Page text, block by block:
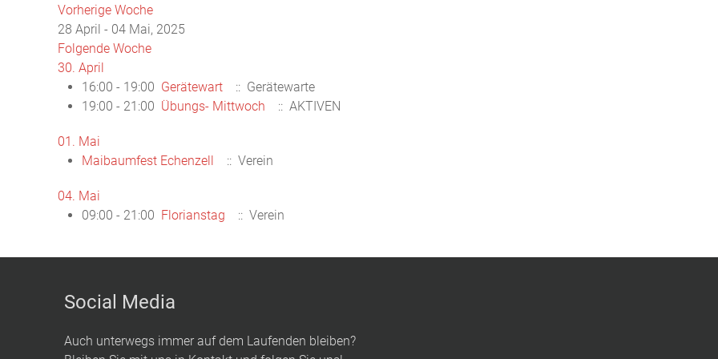
Vorherige Woche
28 April - 04 Mai, 2025
Folgende Woche
30. April
16:00 - 19:00 Gerätewart
:: Gerätewarte
19:00 - 21:00 Übungs- Mittwoch :: AKTIVEN
01. Mai
Maibaumfest Echenzell
:: Verein
04. Mai
09:00 - 21:00 Florianstag :: Verein
Social Media
Auch unterwegs immer auf dem Laufenden bleiben?